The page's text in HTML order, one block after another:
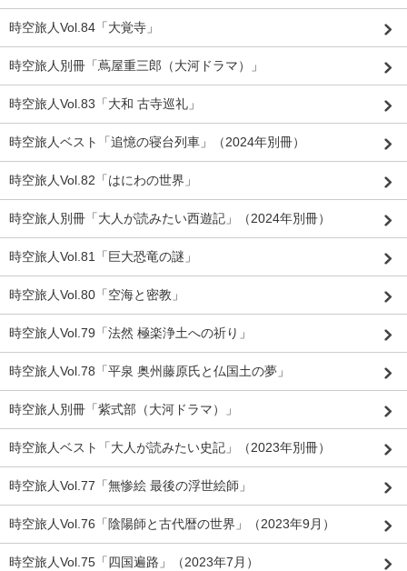
時空旅人Vol.84「大覚寺」
時空旅人別冊「蔦屋重三郎（大河ドラマ）」
時空旅人Vol.83「大和 古寺巡礼」
時空旅人ベスト「追憶の寝台列車」（2024年別冊）
時空旅人Vol.82「はにわの世界」
時空旅人別冊「大人が読みたい西遊記」（2024年別冊）
時空旅人Vol.81「巨大恐竜の謎」
時空旅人Vol.80「空海と密教」
時空旅人Vol.79「法然 極楽浄土への祈り」
時空旅人Vol.78「平泉 奥州藤原氏と仏国土の夢」
時空旅人別冊「紫式部（大河ドラマ）」
時空旅人ベスト「大人が読みたい史記」（2023年別冊）
時空旅人Vol.77「無惨絵 最後の浮世絵師」
時空旅人Vol.76「陰陽師と古代暦の世界」（2023年9月）
時空旅人Vol.75「四国遍路」（2023年7月）